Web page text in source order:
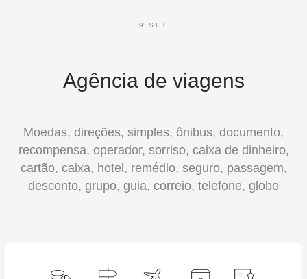
9 SET
Agência de viagens
Moedas, direções, simples, ônibus, documento,
recompensa, operador, sorriso, caixa de dinheiro,
cartão, caixa, hotel, remédio, seguro, passagem,
desconto, grupo, guia, correio, telefone, globo